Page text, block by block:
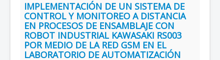
IMPLEMENTACIÓN DE UN SISTEMA DE
CONTROL Y MONITOREO A DISTANCIA
EN PROCESOS DE ENSAMBLAJE CON
ROBOT INDUSTRIAL KAWASAKI RS003
POR MEDIO DE LA RED GSM EN EL
LABORATORIO DE AUTOMATIZACIÓN